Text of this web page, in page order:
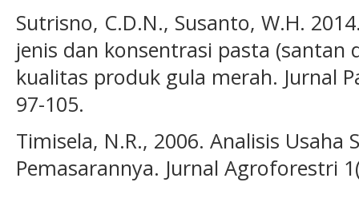
Sutrisno, C.D.N., Susanto, W.H.
jenis dan konsentrasi pasta (santan
kualitas produk gula merah. Jurnal
97-105.
Timisela, N.R., 2006. Analisis Usaha
Pemasarannya. Jurnal Agroforestri